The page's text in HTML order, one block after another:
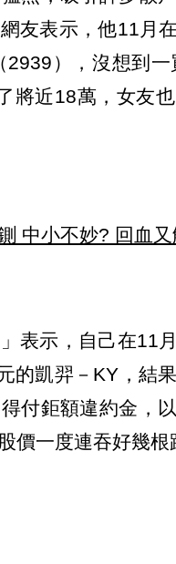
友表示，他11月
），沒想到
將近18萬，女友
中小不妙? 回血又
表示，自己在11
的凱羿－KY，結
付鉅額違約金，
價一度連吞好幾根